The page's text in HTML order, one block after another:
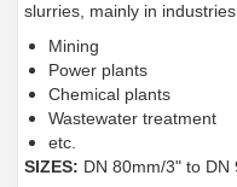
slurries, mainly in
Mining
Power plants
Chemical plants
Wastewater treatment
etc.
SIZES: DN 80mm/3" to